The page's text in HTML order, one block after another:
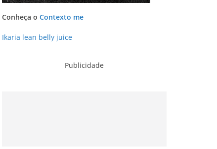
Conheça o Contexto me
Ikaria lean belly juice
Publicidade